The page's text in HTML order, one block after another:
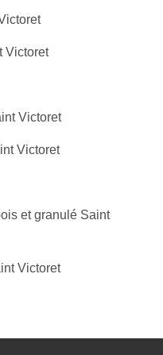
Victoret
Victoret
Victoret
et granulé Saint
Victoret